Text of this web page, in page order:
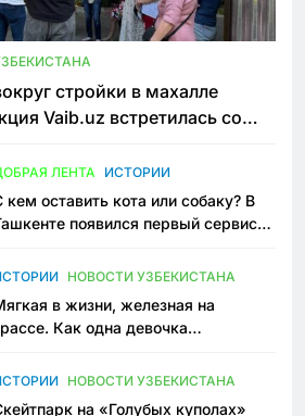
стройки в махалле
Vaib.uz встретилась со
ЛЕНТА ИСТОРИИ
кем оставить кота или собаку? В
появился первый сервис
НОВОСТИ УЗБЕКИСТАНА
в жизни, железная на
Как одна девочка
НОВОСТИ УЗБЕКИСТАНА
на «Голубых куполах»